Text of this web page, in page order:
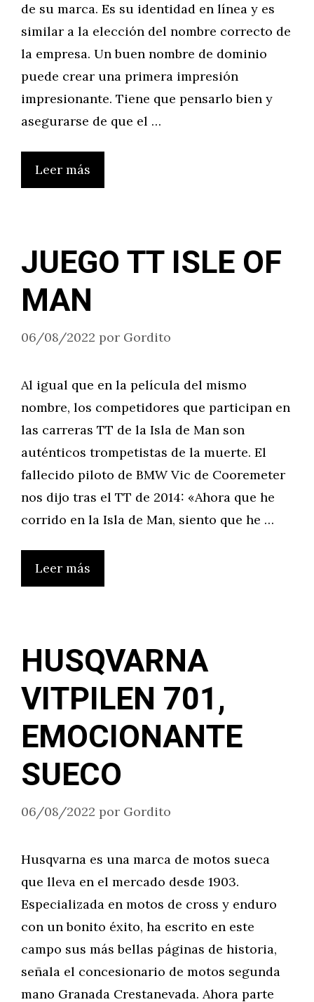
de su marca. Es su identidad en línea y es
similar a la elección del nombre correcto de
la empresa. Un buen nombre de dominio
puede crear una primera impresión
impresionante. Tiene que pensarlo bien y
asegurarse de que el …
Leer más
JUEGO TT ISLE OF
MAN
06/08/2022 por Gordito
Al igual que en la película del mismo
nombre, los competidores que participan en
las carreras TT de la Isla de Man son
auténticos trompetistas de la muerte. El
fallecido piloto de BMW Vic de Cooremeter
nos dijo tras el TT de 2014: «Ahora que he
corrido en la Isla de Man, siento que he …
Leer más
HUSQVARNA
VITPILEN 701,
EMOCIONANTE
SUECO
06/08/2022 por Gordito
Husqvarna es una marca de motos sueca
que lleva en el mercado desde 1903.
Especializada en motos de cross y enduro
con un bonito éxito, ha escrito en este
campo sus más bellas páginas de historia,
señala el concesionario de motos segunda
mano Granada Crestanevada. Ahora parte